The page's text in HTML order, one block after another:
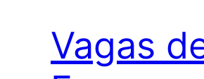
Vagas